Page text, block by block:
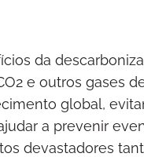
da
e outros gases
global,
a prevenir
devastadores